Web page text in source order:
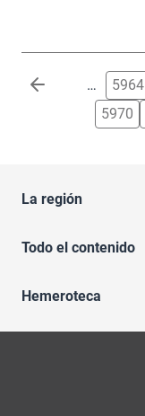
Paginación … 5964
5970
La región
Todo el contenido
Hemeroteca